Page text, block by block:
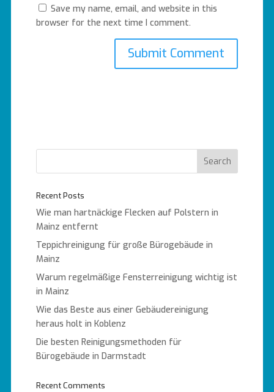
Save my name, email, and website in this
browser for the next time I comment.
Recent Posts
Wie man hartnäckige Flecken auf Polstern in
Mainz entfernt
Teppichreinigung für große Bürogebäude in
Mainz
Warum regelmäßige Fensterreinigung wichtig ist
in Mainz
Wie das Beste aus einer Gebäudereinigung
heraus holt in Koblenz
Die besten Reinigungsmethoden für
Bürogebäude in Darmstadt
Recent Comments